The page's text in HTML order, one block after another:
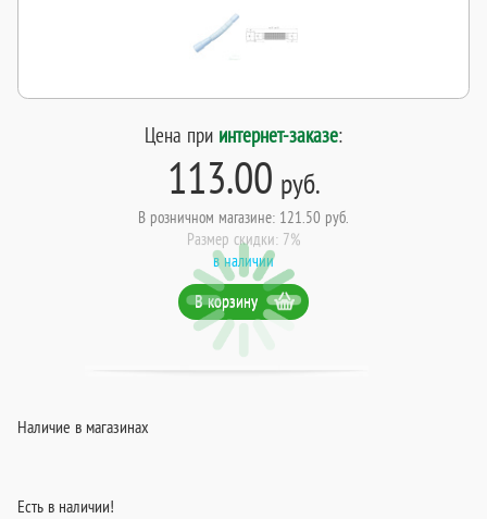
Цена при интернет-заказе:
113.00 руб.
В розничном магазине: 121.50 руб.
Размер скидки: 7%
в наличии
В корзину
Наличие в магазинах
Есть в наличии!